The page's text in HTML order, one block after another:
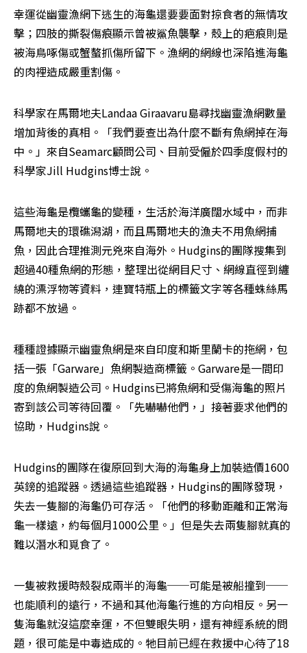
幸運從幽靈漁網下逃生的海龜還要要面對掠食者的無情攻
擊；四肢的撕裂傷痕顯示曾被鯊魚襲擊，殼上的疤痕則是
被海鳥啄傷或蟹螯抓傷所留下。漁網的網線也深陷進海龜
的肉裡造成嚴重割傷。
科學家在馬爾地夫Landaa Giraavaru島尋找幽靈漁網數量
增加背後的真相。「我們要查出為什麼不斷有魚網掉在海
中。」來自Seamarc顧問公司、目前受僱於四季度假村的
科學家Jill Hudgins博士說。
這些海龜是欖蠵龜的變種，生活於海洋廣闊水域中，而非
馬爾地夫的環礁潟湖，而且馬爾地夫的漁夫不用魚網捕
魚，因此合理推測元兇來自海外。Hudgins的團隊搜集到
超過40種魚網的形態，整理出從網目尺寸、網線直徑到纏
繞的漂浮物等資料，連寶特瓶上的標籤文字等各種蛛絲馬
跡都不放過。
種種證據顯示幽靈魚網是來自印度和斯里蘭卡的拖網，包
括一張「Garware」魚網製造商標籤。Garware是一間印
度的魚網製造公司。Hudgins已將魚網和受傷海龜的照片
寄到該公司等待回覆。「先嚇嚇他們，」接著要求他們的
協助，Hudgins說。
Hudgins的團隊在復原回到大海的海龜身上加裝造價1600
英鎊的追蹤器。透過這些追蹤器，Hudgins的團隊發現，
失去一隻腳的海龜仍可存活。「他們的移動距離和正常海
龜一樣遠，約每個月1000公里。」但是失去兩隻腳就真的
難以潛水和覓食了。
一隻被救援時殼裂成兩半的海龜──可能是被船撞到──
也能順利的遠行，不過和其他海龜行進的方向相反。另一
隻海龜就沒這麼幸運，不但雙眼失明，還有神經系統的問
題，很可能是中毒造成的。牠目前已經在救援中心待了18